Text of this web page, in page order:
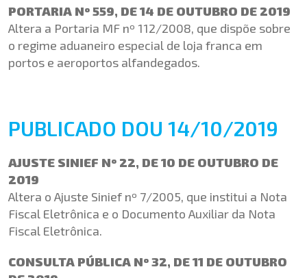
PORTARIA Nº 559, DE 14 DE OUTUBRO DE 2019
Altera a Portaria MF nº 112/2008, que dispõe sobre
o regime aduaneiro especial de loja franca em
portos e aeroportos alfandegados.
PUBLICADO DOU 14/10/2019
AJUSTE SINIEF Nº 22, DE 10 DE OUTUBRO DE
2019
Altera o Ajuste Sinief nº 7/2005, que institui a Nota
Fiscal Eletrônica e o Documento Auxiliar da Nota
Fiscal Eletrônica.
CONSULTA PÚBLICA Nº 32, DE 11 DE OUTUBRO